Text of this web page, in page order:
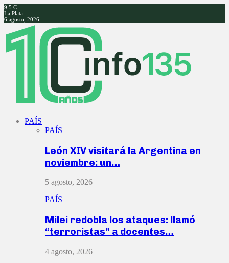
9.5 C
La Plata
6 agosto, 2026
Facebook
Twitter
Instagram
Youtube
PAÍS
PAÍS
León XIV visitará la Argentina en
noviembre: un…
5 agosto, 2026
PAÍS
Milei redobla los ataques: llamó
“terroristas” a docentes…
4 agosto, 2026